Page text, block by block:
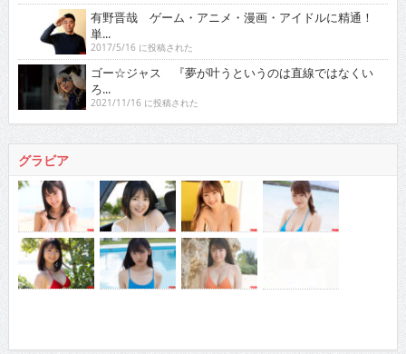
有野晋哉 ゲーム・アニメ・漫画・アイドルに精通！
単...
2017/5/16 に投稿された
ゴー☆ジャス 『夢が叶うというのは直線ではなくい
ろ...
2021/11/16 に投稿された
グラビア